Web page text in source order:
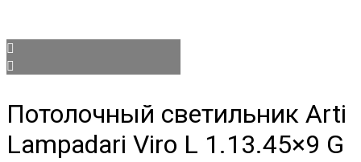
Потолочный светильник Arti
Lampadari Viro L 1.13.45×9 G